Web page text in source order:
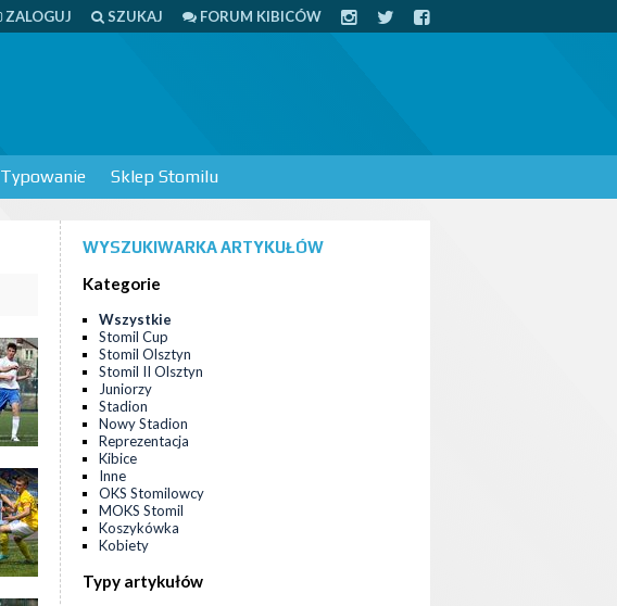
ZALOGUJ SZUKAJ FORUM KIBICÓW
Typowanie Sklep Stomilu
WYSZUKIWARKA ARTYKUŁÓW
Kategorie
Wszystkie
Stomil Cup
Stomil Olsztyn
Stomil II Olsztyn
Juniorzy
Stadion
Nowy Stadion
Reprezentacja
Kibice
Inne
OKS Stomilowcy
MOKS Stomil
Koszykówka
Kobiety
Typy artykułów